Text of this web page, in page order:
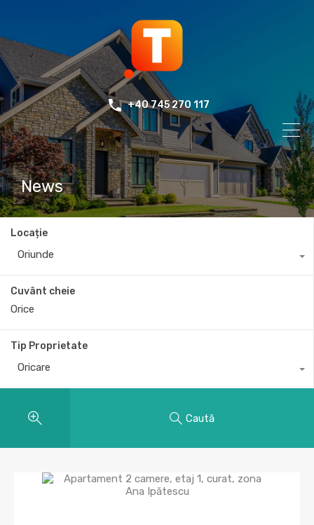
+40 745 270 117
News
Locație
Oriunde
Cuvânt cheie
Tip Proprietate
Oricare
Caută